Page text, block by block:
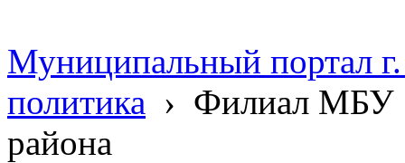
Муниципальный портал
политика › Филиал МБУ
района